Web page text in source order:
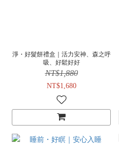
淨・好髮餅禮盒｜活力安神、森之呼
吸、好鬆好好
NT$1,880
NT$1,680